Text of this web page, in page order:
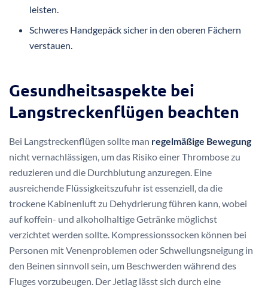
leisten.
Schweres Handgepäck sicher in den oberen Fächern
verstauen.
Gesundheitsaspekte bei
Langstreckenflügen beachten
Bei Langstreckenflügen sollte man regelmäßige Bewegung
nicht vernachlässigen, um das Risiko einer Thrombose zu
reduzieren und die Durchblutung anzuregen. Eine
ausreichende Flüssigkeitszufuhr ist essenziell, da die
trockene Kabinenluft zu Dehydrierung führen kann, wobei
auf koffein- und alkoholhaltige Getränke möglichst
verzichtet werden sollte. Kompressionssocken können bei
Personen mit Venenproblemen oder Schwellungsneigung in
den Beinen sinnvoll sein, um Beschwerden während des
Fluges vorzubeugen. Der Jetlag lässt sich durch eine